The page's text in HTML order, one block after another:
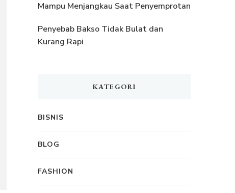
Mampu Menjangkau Saat Penyemprotan
Penyebab Bakso Tidak Bulat dan
Kurang Rapi
KATEGORI
BISNIS
BLOG
FASHION